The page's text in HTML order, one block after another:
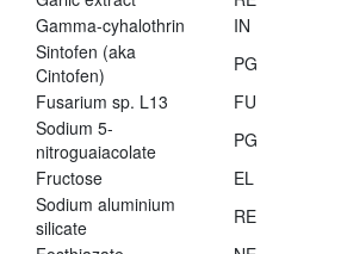
Gamma-cyhalothrin
IN
Sintofen (aka
Cintofen)
PG
Fusarium sp. L13
FU
Sodium 5-
nitroguaiacolate
PG
Fructose
EL
Sodium aluminium
silicate
RE